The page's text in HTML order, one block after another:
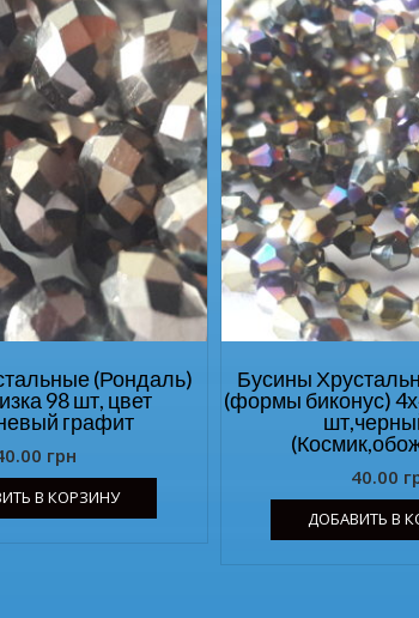
(Рондаль)
98 шт, цвет
графит
грн
В КОРЗИНУ
Бусины
(формы биконус)
40.00
ДОБАВИТЬ В